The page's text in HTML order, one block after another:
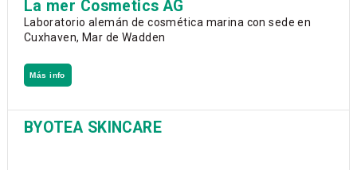
La mer Cosmetics AG
Laboratorio alemán de cosmética marina con sede en
Cuxhaven, Mar de Wadden
Más info
BYOTEA SKINCARE